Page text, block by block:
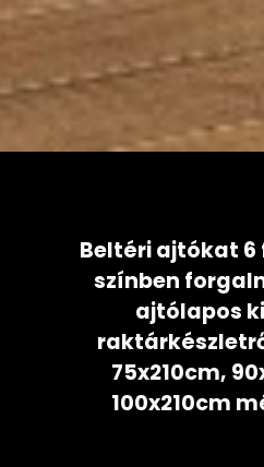
Beltéri ajtókat 6
színben
ajtólapos
75x210cm,
100x210cm